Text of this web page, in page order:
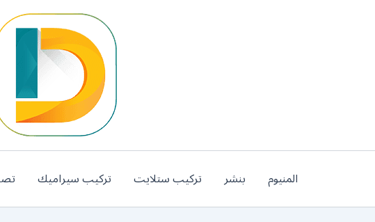
المنيوم بنشر تركيب ستلايت تركيب سيراميك